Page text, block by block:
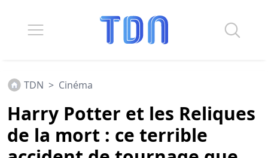
TDN > Cinéma
Harry Potter et les Reliques
de la mort : ce terrible